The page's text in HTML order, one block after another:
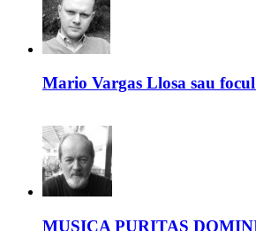
Mario Vargas Llosa sau
MUSICA PURITAS